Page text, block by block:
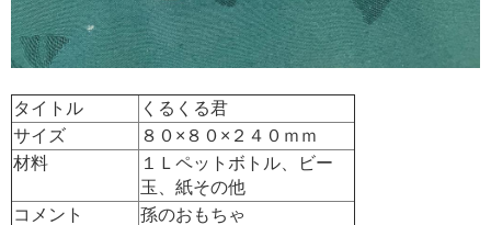
タイトル
くるくる君
サイズ
８０×８０×２４０ｍｍ
材料
１Ｌペットボトル、ビー
玉、紙その他
コメント
孫のおもちゃ